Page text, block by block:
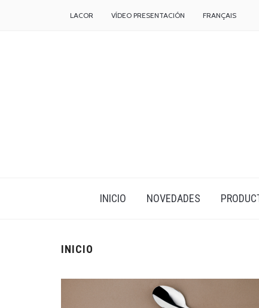
LACOR VÍDEO PRESENTACIÓN FRANÇAIS
INICIO NOVEDADES
INICIO